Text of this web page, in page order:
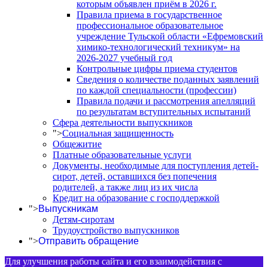
которым объявлен приём в 2026 г.
Правила приема в государственное
профессиональное образовательное
учреждение Тульской области «Ефремовский
химико-технологический техникум» на
2026-2027 учебный год
Контрольные цифры приема студентов
Сведения о количестве поданных заявлений
по каждой специальности (профессии)
Правила подачи и рассмотрения апелляций
по результатам вступительных испытаний
Сфера деятельности выпускников
">Социальная защищенность
Общежитие
Платные образовательные услуги
Документы, необходимые для поступления детей-
сирот, детей, оставшихся без попечения
родителей, а также лиц из их числа
Кредит на образование с господдержкой
">Выпускникам
Детям-сиротам
Трудоустройство выпускников
">Отправить обращение
Для улучшения работы сайта и его взаимодействия с